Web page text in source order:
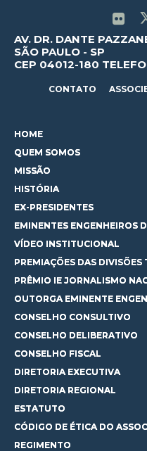
AV. DR. DANTE
SÃO PAULO - SP
CEP 04012-180
CONTATO
HOME
QUEM SOMOS
MISSÃO
HISTÓRIA
EX-PRESIDENTES
EMINENTES ENGENHEIROS
VÍDEO INSTITUCIONAL
PREMIAÇÕES DAS DIVISÕES
PRÊMIO IE JORNALISMO
OUTORGA EMINENTE
CONSELHO CONSULTIVO
CONSELHO DELIBERATIVO
CONSELHO FISCAL
DIRETORIA EXECUTIVA
DIRETORIA REGIONAL
ESTATUTO
CÓDIGO DE ÉTICA DO
REGIMENTO